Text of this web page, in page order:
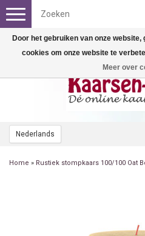
Nederlands
Toggle
navigation
Home » Rustiek stompkaars 100/100 Oat
Door het gebruiken van onze
cookies om onze website te
Meer over